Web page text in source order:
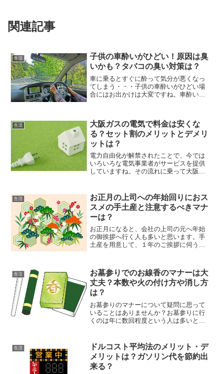
関連記事
生活
子供の車酔いがひどい！原因は臭
いかも？タバコの臭い対策は？
車に乗るとすぐに酔って気分が悪くなっ
てしまう・・・子供の車酔いがひどい場
合にはお出かけは大変ですね。車酔いす
生活
大阪ガスの電気で料金は安くな
る？セット割のメリットとデメリ
ットは？
電力自由化が解禁されたことで、今では
いろいろな電気事業者がサービスを提供
していますね。その流れに乗って大阪ガ
そのまんまのネーミングですが、関西電
力管内での新電力乗り換え...
生活
お正月の上司への年始回りにおス
スメの手土産と注意するべきマナ
ーは？
お正月になると、会社の上司の元へ年始
の御挨拶へ行く人も多いと思います。手
土産を用意して、１年のご挨拶に伺うわ
のです。年に１度の事なので、どのよう
にするのか忘れている人も...
生活
お墓参りでのお線香のマナーは大
丈夫？本数や火の付け方や消し方
は？
お墓参りのマナーについて疑問に思って
いることはありませんか？お墓参りに行
くのは年に数回程度という人は多いと思
ります。今回はお墓参りでのお線香の本
数や火の付け方や消し方な...
生活
ドルコスト平均法のメリット・デ
メリットは？ガソリン代を節約出
来る？